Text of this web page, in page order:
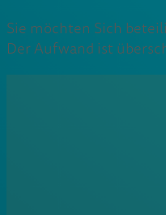
Sie möchten Sich
Der Aufwand ist